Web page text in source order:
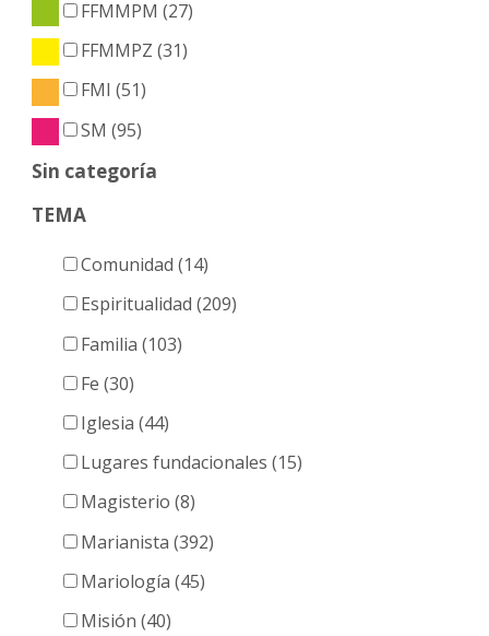
FFMMPM (27)
FFMMPZ (31)
FMI (51)
SM (95)
Sin categoría
TEMA
Comunidad (14)
Espiritualidad (209)
Familia (103)
Fe (30)
Iglesia (44)
Lugares fundacionales (15)
Magisterio (8)
Marianista (392)
Mariología (45)
Misión (40)